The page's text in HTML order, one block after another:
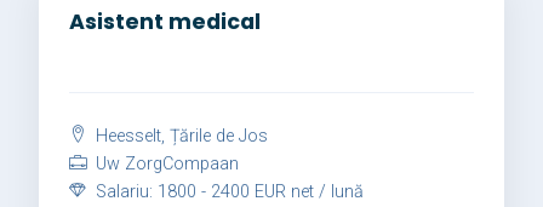
Asistent medical
Heesselt, Țările de Jos
Uw ZorgCompaan
Salariu: 1800 - 2400 EUR net / lună